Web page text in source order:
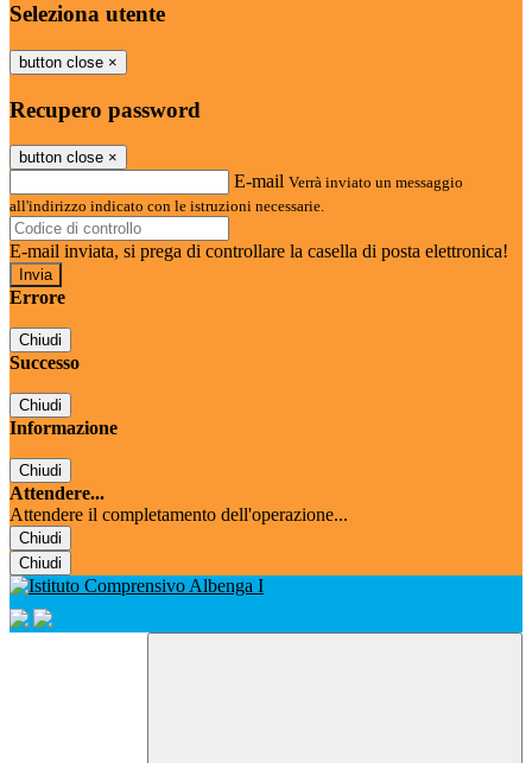
Seleziona utente
button close ×
Recupero password
button close ×
E-mail Verrà inviato un messaggio
all'indirizzo indicato con le istruzioni necessarie.
E-mail inviata, si prega di controllare la casella di posta elettronica!
Errore
Chiudi
Successo
Chiudi
Informazione
Chiudi
Attendere...
Attendere il completamento dell'operazione...
Chiudi
Chiudi